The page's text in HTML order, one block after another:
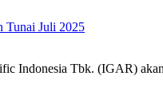
Tunai Juli 2025
Indonesia Tbk. (IGAR)